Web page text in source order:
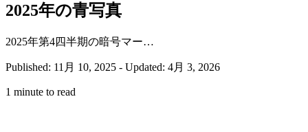
2025年の青写真
2025年第4四半期の暗号マー…
Published: 11月 10, 2025 - Updated: 4月 3, 2026
1 minute to read